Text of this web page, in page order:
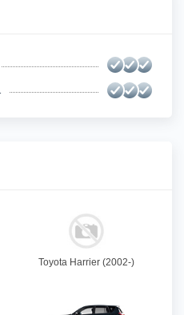
Toyota Harrier (2002-)